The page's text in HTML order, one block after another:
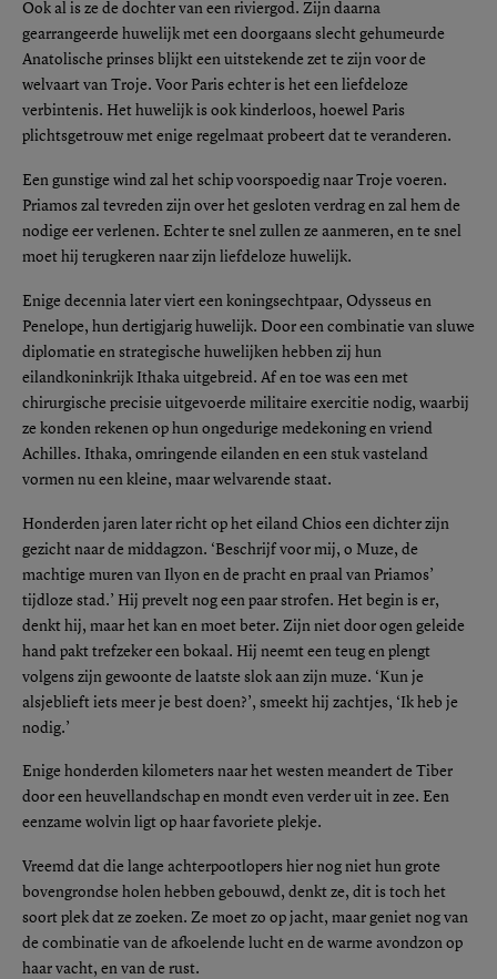
Ook al is ze de dochter van een riviergod. Zijn daarna
gearrangeerde huwelijk met een doorgaans slecht gehumeurde
Anatolische prinses blijkt een uitstekende zet te zijn voor de
welvaart van Troje. Voor Paris echter is het een liefdeloze
verbintenis. Het huwelijk is ook kinderloos, hoewel Paris
plichtsgetrouw met enige regelmaat probeert dat te veranderen.
Een gunstige wind zal het schip voorspoedig naar Troje voeren.
Priamos zal tevreden zijn over het gesloten verdrag en zal hem de
nodige eer verlenen. Echter te snel zullen ze aanmeren, en te snel
moet hij terugkeren naar zijn liefdeloze huwelijk.
Enige decennia later viert een koningsechtpaar, Odysseus en
Penelope, hun dertigjarig huwelijk. Door een combinatie van sluwe
diplomatie en strategische huwelijken hebben zij hun
eilandkoninkrijk Ithaka uitgebreid. Af en toe was een met
chirurgische precisie uitgevoerde militaire exercitie nodig, waarbij
ze konden rekenen op hun ongedurige medekoning en vriend
Achilles. Ithaka, omringende eilanden en een stuk vasteland
vormen nu een kleine, maar welvarende staat.
Honderden jaren later richt op het eiland Chios een dichter zijn
gezicht naar de middagzon. ‘Beschrijf voor mij, o Muze, de
machtige muren van Ilyon en de pracht en praal van Priamos’
tijdloze stad.’ Hij prevelt nog een paar strofen. Het begin is er,
denkt hij, maar het kan en moet beter. Zijn niet door ogen geleide
hand pakt trefzeker een bokaal. Hij neemt een teug en plengt
volgens zijn gewoonte de laatste slok aan zijn muze. ‘Kun je
alsjeblieft iets meer je best doen?’, smeekt hij zachtjes, ‘Ik heb je
nodig.’
Enige honderden kilometers naar het westen meandert de Tiber
door een heuvellandschap en mondt even verder uit in zee. Een
eenzame wolvin ligt op haar favoriete plekje.
Vreemd dat die lange achterpootlopers hier nog niet hun grote
bovengrondse holen hebben gebouwd, denkt ze, dit is toch het
soort plek dat ze zoeken. Ze moet zo op jacht, maar geniet nog van
de combinatie van de afkoelende lucht en de warme avondzon op
haar vacht, en van de rust.